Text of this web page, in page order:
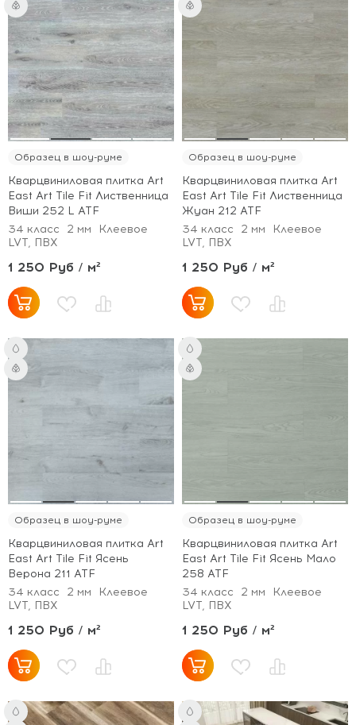
Образец в шоу-руме
Кварцвиниловая плитка Art
East Art Tile Fit Лиственница
Виши 252 L ATF
34 класс
2 мм
Клеевое
LVT, ПВХ
1 250 Руб / м²
Образец в шоу-руме
Кварцвиниловая плитка Art
East Art Tile Fit Лиственница
Жуан 212 ATF
34 класс
2 мм
Клеевое
LVT, ПВХ
1 250 Руб / м²
Образец в шоу-руме
Кварцвиниловая плитка Art
East Art Tile Fit Ясень
Верона 211 ATF
34 класс
2 мм
Клеевое
LVT, ПВХ
1 250 Руб / м²
Образец в шоу-руме
Кварцвиниловая плитка Art
East Art Tile Fit Ясень Мало
258 ATF
34 класс
2 мм
Клеевое
LVT, ПВХ
1 250 Руб / м²